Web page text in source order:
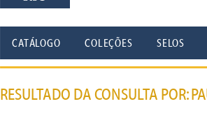
CATÁLOGO COLEÇÕES SELOS
RESULTADO DA CONSULTA POR: